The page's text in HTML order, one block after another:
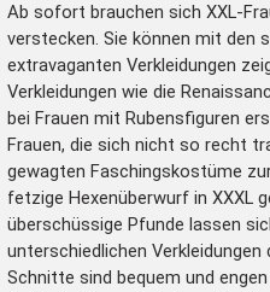
Ab sofort brauchen sich XXL-
verstecken. Sie können mit den
extravaganten Verkleidungen
Verkleidungen wie die
bei Frauen mit Rubensfiguren
Frauen, die sich nicht so recht
gewagten Faschingskostüme
fetzige Hexenüberwurf in XXXL
überschüssige Pfunde lassen
unterschiedlichen Verkleidungen
Schnitte sind bequem und